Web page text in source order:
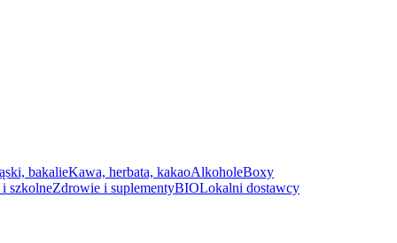
bakalieKawa, herbata, kakaoAlkoholeBoxy
szkolneZdrowie i suplementyBIOLokalni dostawcy